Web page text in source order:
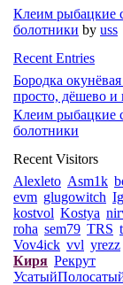
Клеим рыбацкие
болотники by uss
Recent Entries
Бородка
просто, дёшево и
Клеим рыбацкие
болотники
Recent Visitors
Alexleto Asm1k
evm glugowitch
kostvol Kostya
roha sem79 TRS
Vov4ick vvl yrezz
Киря Рекрут